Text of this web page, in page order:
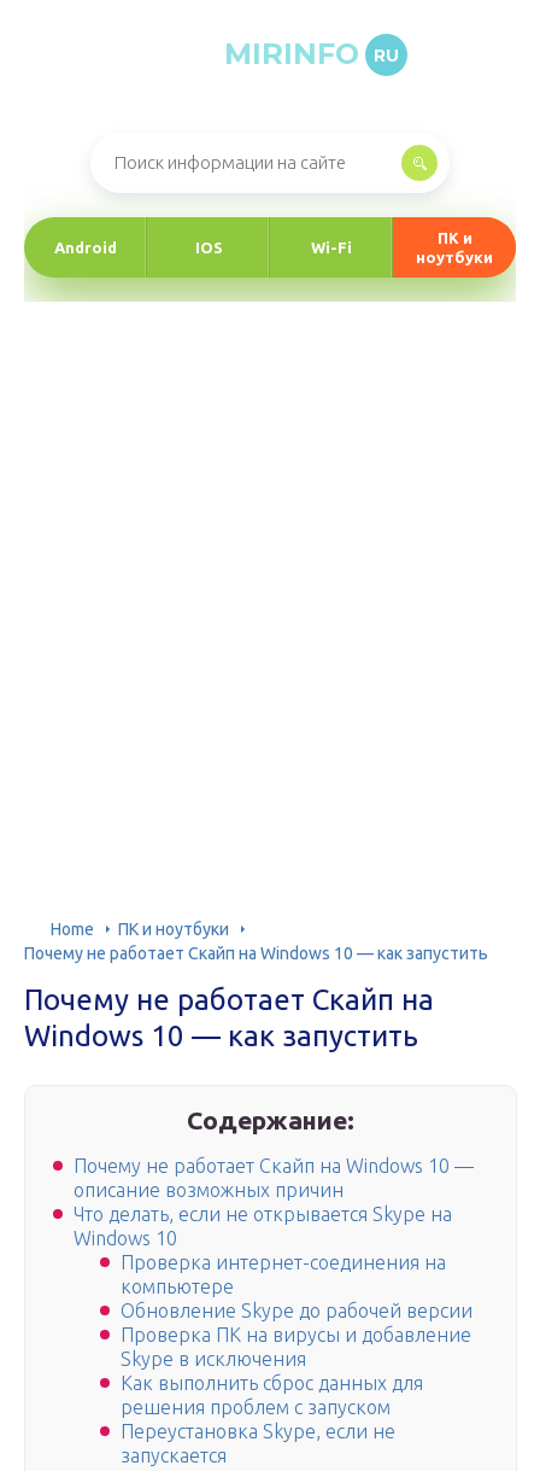
MIRINFO RU
Android IOS Wi-Fi
ПК и
ноутбуки
Home
ПК и ноутбуки
Почему не работает Скайп на Windows 10 — как запустить
Почему не работает Скайп на
Windows 10 — как запустить
Содержание:
Почему не работает Скайп на Windows 10 —
описание возможных причин
Что делать, если не открывается Skype на
Windows 10
Проверка интернет-соединения на
компьютере
Обновление Skype до рабочей версии
Проверка ПК на вирусы и добавление
Skype в исключения
Как выполнить сброс данных для
решения проблем с запуском
Переустановка Skype, если не
запускается